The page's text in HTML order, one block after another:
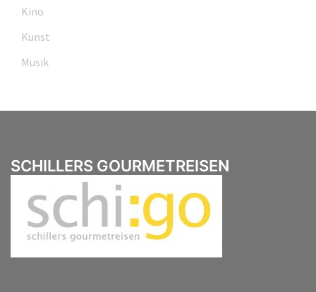
Kino
Kunst
Musik
SCHILLERS GOURMETREISEN